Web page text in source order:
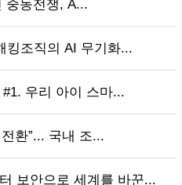
중동전쟁, A...
킹조직의 AI 무기화...
우리 아이 스마...
환”... 국내 조...
보안으로 세계를 바꾼...